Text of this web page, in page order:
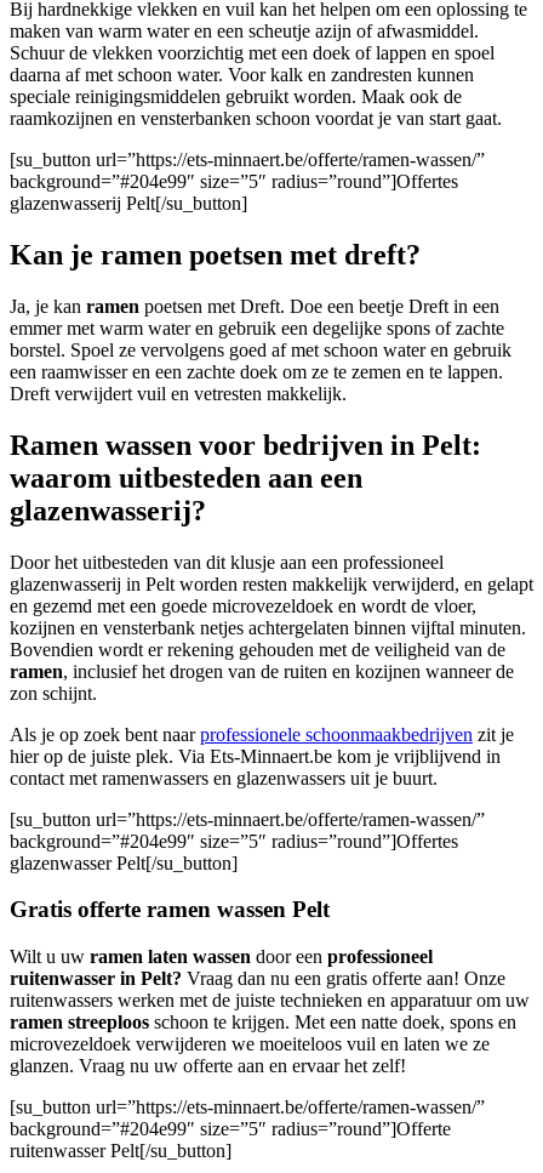
Bij hardnekkige vlekken en vuil kan het helpen om een oplossing te
maken van warm water en een scheutje azijn of afwasmiddel.
Schuur de vlekken voorzichtig met een doek of lappen en spoel
daarna af met schoon water. Voor kalk en zandresten kunnen
speciale reinigingsmiddelen gebruikt worden. Maak ook de
raamkozijnen en vensterbanken schoon voordat je van start gaat.
[su_button url=”https://ets-minnaert.be/offerte/ramen-wassen/”
background=”#204e99″ size=”5″ radius=”round”]Offertes
glazenwasserij Pelt[/su_button]
Kan je ramen poetsen met dreft?
Ja, je kan ramen poetsen met Dreft. Doe een beetje Dreft in een
emmer met warm water en gebruik een degelijke spons of zachte
borstel. Spoel ze vervolgens goed af met schoon water en gebruik
een raamwisser en een zachte doek om ze te zemen en te lappen.
Dreft verwijdert vuil en vetresten makkelijk.
Ramen wassen voor bedrijven in Pelt:
waarom uitbesteden aan een
glazenwasserij?
Door het uitbesteden van dit klusje aan een professioneel
glazenwasserij in Pelt worden resten makkelijk verwijderd, en gelapt
en gezemd met een goede microvezeldoek en wordt de vloer,
kozijnen en vensterbank netjes achtergelaten binnen vijftal minuten.
Bovendien wordt er rekening gehouden met de veiligheid van de
ramen, inclusief het drogen van de ruiten en kozijnen wanneer de
zon schijnt.
Als je op zoek bent naarprofessionele schoonmaakbedrijven zit je
hier op de juiste plek. Via Ets-Minnaert.be kom je vrijblijvend in
contact met ramenwassers en glazenwassers uit je buurt.
[su_button url=”https://ets-minnaert.be/offerte/ramen-wassen/”
background=”#204e99″ size=”5″ radius=”round”]Offertes
glazenwasser Pelt[/su_button]
Gratis offerte ramen wassen Pelt
Wilt u uw ramen laten wassen door een professioneel
ruitenwasser in Pelt? Vraag dan nu een gratis offerte aan! Onze
ruitenwassers werken met de juiste technieken en apparatuur om uw
ramen streeploos schoon te krijgen. Met een natte doek, spons en
microvezeldoek verwijderen we moeiteloos vuil en laten we ze
glanzen. Vraag nu uw offerte aan en ervaar het zelf!
[su_button url=”https://ets-minnaert.be/offerte/ramen-wassen/”
background=”#204e99″ size=”5″ radius=”round”]Offerte
ruitenwasser Pelt[/su_button]